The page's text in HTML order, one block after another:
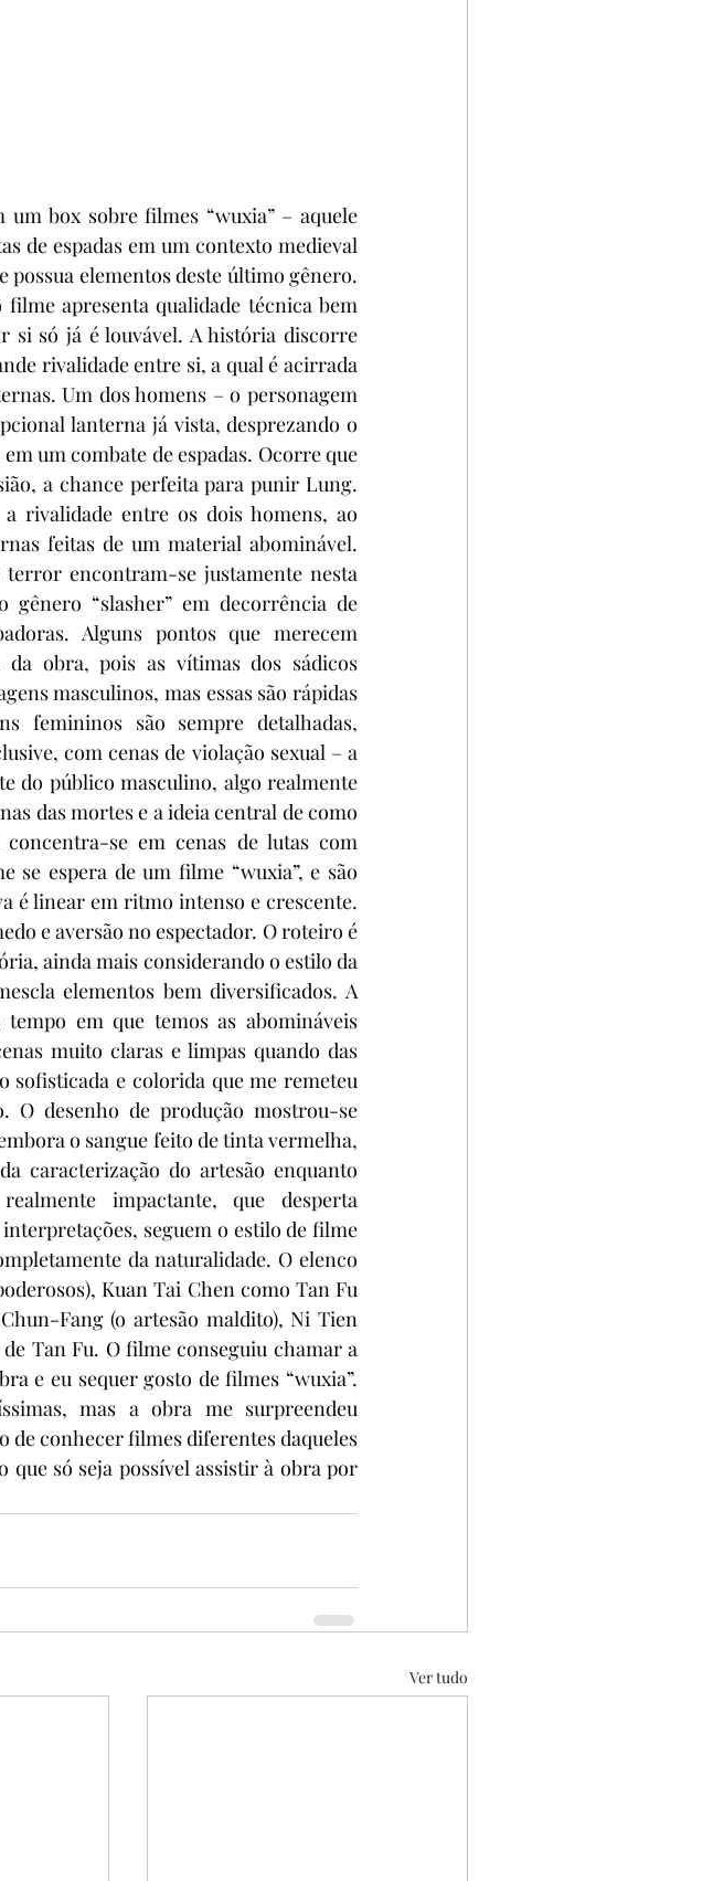
box sobre filmes “wuxia” – aquele
de espadas em um contexto medieval
possua elementos deste último gênero.
apresenta qualidade técnica bem
si só já é louvável. A história discorre
rivalidade entre si, a qual é acirrada
Um dos homens – o personagem
lanterna já vista, desprezando o
um combate de espadas. Ocorre que
a chance perfeita para punir Lung.
rivalidade entre os dois homens, ao
feitas de um material abominável.
encontram-se justamente nesta
“slasher” em decorrência de
Alguns pontos que merecem
obra, pois as vítimas dos sádicos
masculinos, mas essas são rápidas
femininos são sempre detalhadas,
com cenas de violação sexual – a
do público masculino, algo realmente
das mortes e a ideia central de como
se em cenas de lutas com
se espera de um filme “wuxia”, e são
é linear em ritmo intenso e crescente.
e aversão no espectador. O roteiro é
ainda mais considerando o estilo da
elementos bem diversificados. A
em que temos as abomináveis
muito claras e limpas quando das
sofisticada e colorida que me remeteu
O desenho de produção mostrou-se
o sangue feito de tinta vermelha,
caracterização do artesão enquanto
impactante, que desperta
seguem o estilo de filme
da naturalidade. O elenco
Kuan Tai Chen como Tan Fu
Fang (o artesão maldito), Ni Tien
Tan Fu. O filme conseguiu chamar a
e eu sequer gosto de filmes “wuxia”.
mas a obra me surpreendeu
de conhecer filmes diferentes daqueles
só seja possível assistir à obra por
Ver tudo